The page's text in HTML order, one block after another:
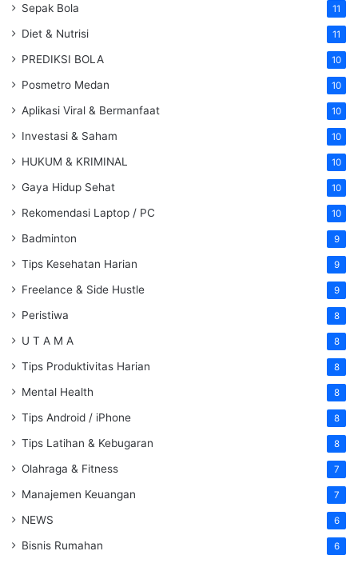
Sepak Bola 11
Diet & Nutrisi 11
PREDIKSI BOLA 10
Posmetro Medan 10
Aplikasi Viral & Bermanfaat 10
Investasi & Saham 10
HUKUM & KRIMINAL 10
Gaya Hidup Sehat 10
Rekomendasi Laptop / PC 10
Badminton 9
Tips Kesehatan Harian 9
Freelance & Side Hustle 9
Peristiwa 8
U T A M A 8
Tips Produktivitas Harian 8
Mental Health 8
Tips Android / iPhone 8
Tips Latihan & Kebugaran 8
Olahraga & Fitness 7
Manajemen Keuangan 7
NEWS 6
Bisnis Rumahan 6